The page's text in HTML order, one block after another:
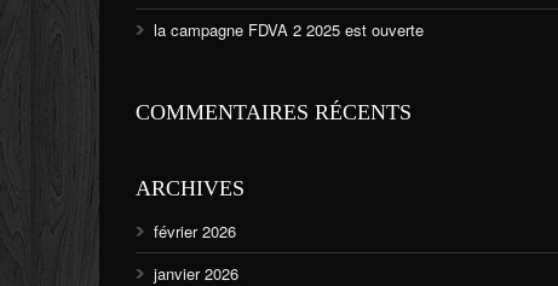
la campagne FDVA 2 2025 est ouverte
COMMENTAIRES RÉCENTS
ARCHIVES
février 2026
janvier 2026